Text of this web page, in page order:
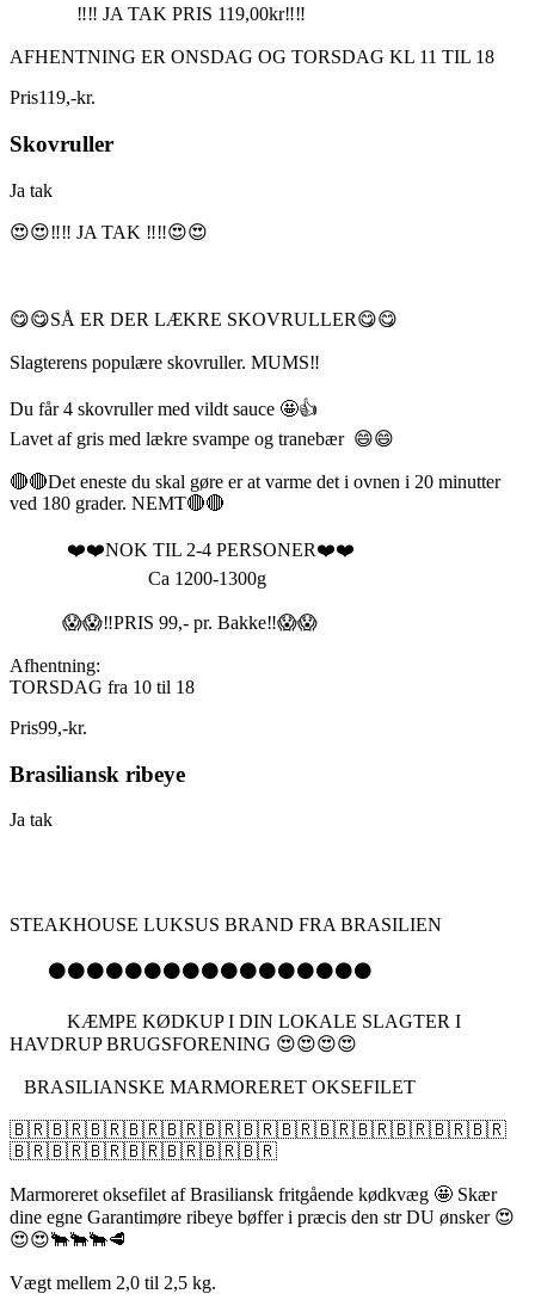
‼️‼️ JA TAK PRIS 119,00kr‼️‼️
AFHENTNING ER ONSDAG OG TORSDAG KL 11 TIL 18
Pris119,-kr.
Skovruller
Ja tak
😍😍‼️‼️ JA TAK ‼️‼️😍😍
😋😋SÅ ER DER LÆKRE SKOVRULLER😋😋
Slagterens populære skovruller. MUMS‼️
Du får 4 skovruller med vildt sauce 🤩👍
Lavet af gris med lækre svampe og tranebær 😄😄
🔴🔴Det eneste du skal gøre er at varme det i ovnen i 20 minutter
ved 180 grader. NEMT🔴🔴
❤️❤️NOK TIL 2-4 PERSONER❤️❤️
Ca 1200-1300g
😱😱‼️PRIS 99,- pr. Bakke‼️😱😱
Afhentning:
TORSDAG fra 10 til 18
Pris99,-kr.
Brasiliansk ribeye
Ja tak
STEAKHOUSE LUKSUS BRAND FRA BRASILIEN
⚫️⚫️⚫️⚫️⚫️⚫️⚫️⚫️⚫️⚫️⚫️⚫️⚫️⚫️⚫️⚫️⚫️
KÆMPE KØDKUP I DIN LOKALE SLAGTER I
HAVDRUP BRUGSFORENING 😍😍😍😍
BRASILIANSKE MARMORERET OKSEFILET
🇧🇷🇧🇷🇧🇷🇧🇷🇧🇷🇧🇷🇧🇷🇧🇷🇧🇷🇧🇷🇧🇷🇧🇷🇧🇷
🇧🇷🇧🇷🇧🇷🇧🇷🇧🇷🇧🇷🇧🇷
Marmoreret oksefilet af Brasiliansk fritgående kødkvæg 🤩 Skær
dine egne Garantimøre ribeye bøffer i præcis den str DU ønsker 😍
😍😍🐂🐂🐂🥩
Vægt mellem 2,0 til 2,5 kg.